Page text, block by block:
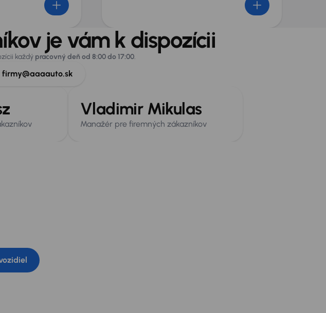
je vám k dispozícii
každý pracovný deň od 8:00 do 17:00.
firmy@aaaauto.sk
Vladimir Mikulas
Manažér pre firemných zákazníkov